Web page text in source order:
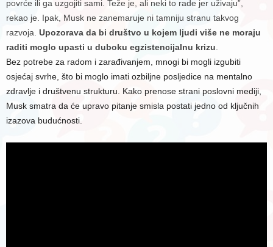
povrće ili ga uzgojiti sami. Teže je, ali neki to rade jer uživaju”,
rekao je. Ipak, Musk ne zanemaruje ni tamniju stranu takvog
razvoja. Upozorava da bi društvo u kojem ljudi više ne moraju
raditi moglo upasti u duboku egzistencijalnu krizu
Bez potrebe za radom i zarađivanjem, mnogi bi mogli izgubiti
osjećaj svrhe, što bi moglo imati ozbiljne posljedice na mentalno
zdravlje i društvenu strukturu. Kako prenose strani poslovni mediji,
Musk smatra da će upravo pitanje smisla postati jedno od ključnih
izazova budućnosti.